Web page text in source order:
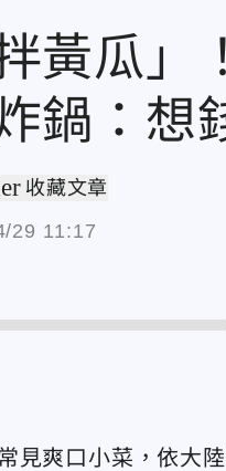
黃瓜」
鍋：想
收藏文章
29 11:17
見爽口小菜，依大